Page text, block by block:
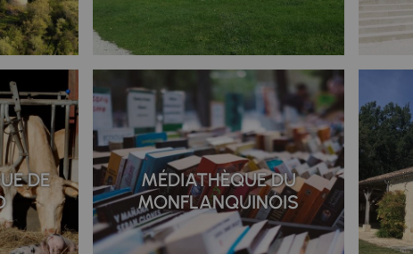
DE
MÉDIATHÈQUE DU
MONFLANQUINOIS